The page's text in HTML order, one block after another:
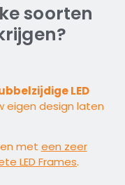
soorten
LED
eigen design laten
met een zeer
LED Frames.